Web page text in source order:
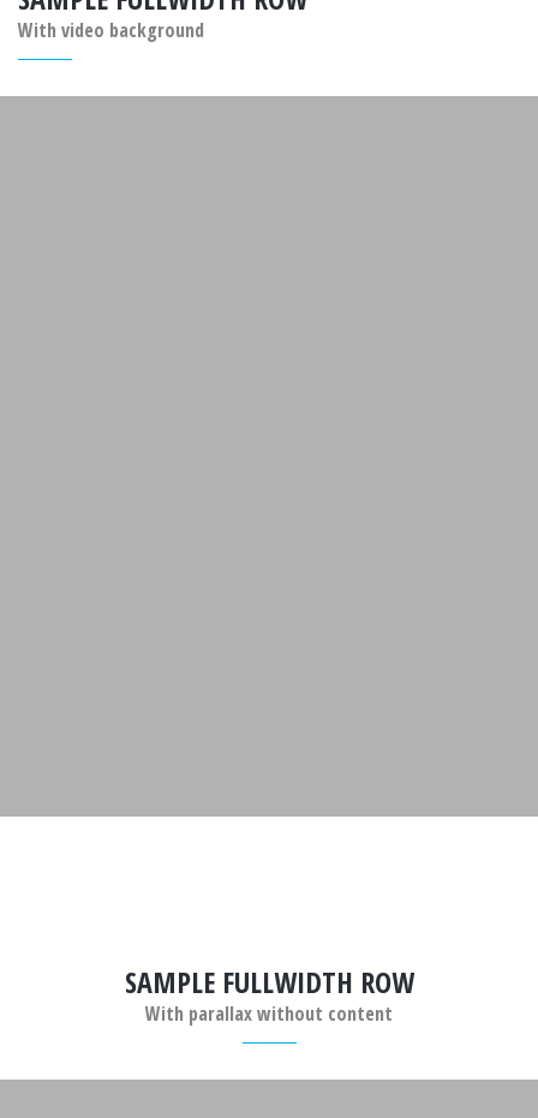
With video background
SAMPLE FULLWIDTH ROW
With parallax without content